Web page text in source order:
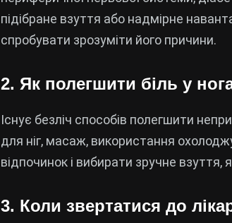
підібране взуття або надмірне
спробувати зрозуміти його причини.
2. Як полегшити біль у
Існує безліч способів полегшити
для ніг, масаж, використання
відпочинок і вибирати зручне взуття,
3. Коли звертатися до